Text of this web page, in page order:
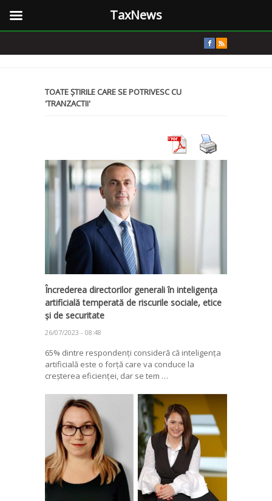
TOATE ȘTIRILE CARE SE POTRIVESC CU
'TRANZACTII'
Încrederea directorilor generali în inteligența
artificială temperată de riscurile sociale, etice
și de securitate
26/07/2023 - 08:48
65% dintre respondenți consideră că inteligența
artificială este o forță care va conduce la
creșterea eficienței, dar se tem …
TaxNews